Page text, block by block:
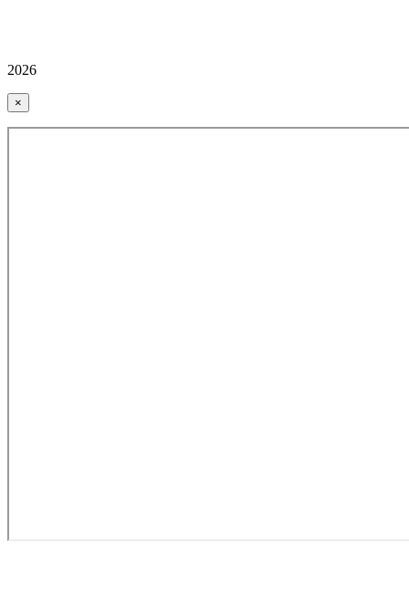
2026
×